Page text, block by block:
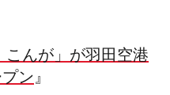
こんが」が羽田空港
ン』